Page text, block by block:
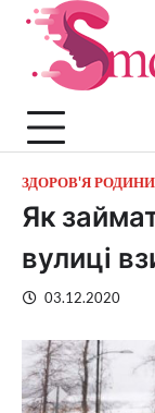
Перейти
ЗДОРОВ'Я РОДИНИ
Як
вулиці
03.12.2020